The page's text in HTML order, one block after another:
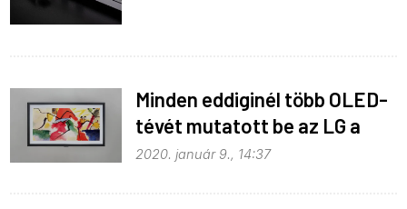
Minden eddiginél több OLED-
tévét mutatott be az LG a
CES-en
2020. január 9., 14:37